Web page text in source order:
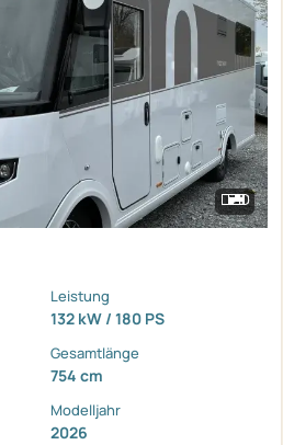
Leistung
132 kW / 180 PS
Gesamtlänge
754 cm
Modelljahr
2026